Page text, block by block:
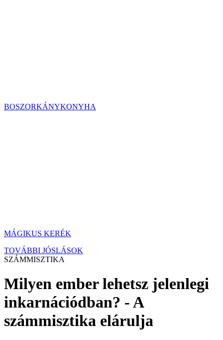
BOSZORKÁNYKONYHA
MÁGIKUS KERÉK
TOVÁBBI JÓSLÁSOK
SZÁMMISZTIKA
Milyen ember lehetsz jelenlegi
inkarnációdban? - A
számmisztika elárulja